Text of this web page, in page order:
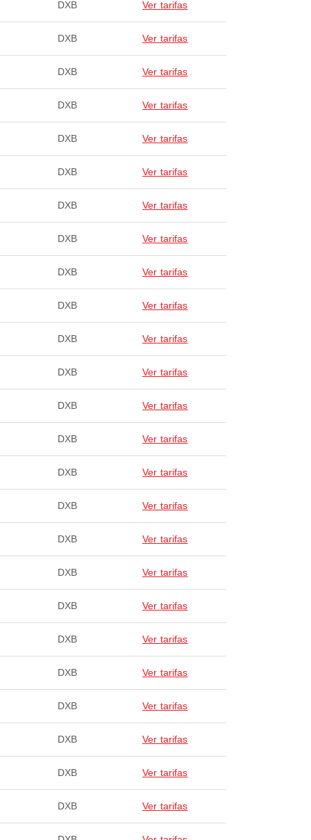
DXB Ver tarifas
DXB Ver tarifas
DXB Ver tarifas
DXB Ver tarifas
DXB Ver tarifas
DXB Ver tarifas
DXB Ver tarifas
DXB Ver tarifas
DXB Ver tarifas
DXB Ver tarifas
DXB Ver tarifas
DXB Ver tarifas
DXB Ver tarifas
DXB Ver tarifas
DXB Ver tarifas
DXB Ver tarifas
DXB Ver tarifas
DXB Ver tarifas
DXB Ver tarifas
DXB Ver tarifas
DXB Ver tarifas
DXB Ver tarifas
DXB Ver tarifas
DXB Ver tarifas
DXB Ver tarifas